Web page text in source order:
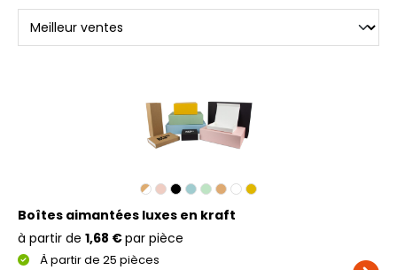
Boîtes aimantées luxes en kraft
À partir de 25 pièces
à partir de 1,68 €par pièce